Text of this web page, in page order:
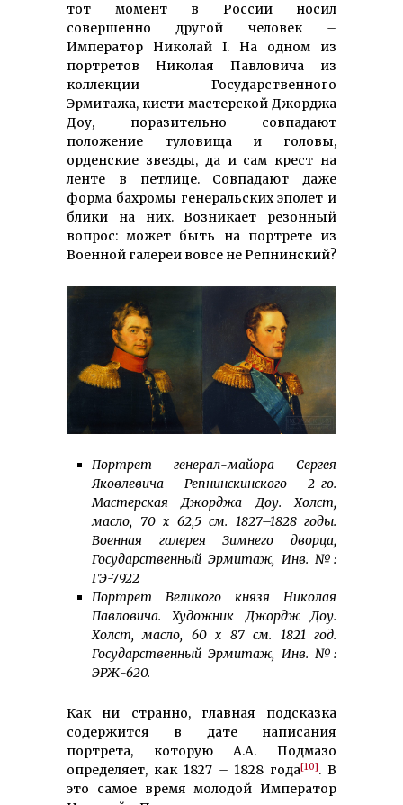
тот момент в России носил
совершенно другой человек –
Император Николай I. На одном из
портретов Николая Павловича из
коллекции Государственного
Эрмитажа, кисти мастерской Джорджа
Доу, поразительно совпадают
положение туловища и головы,
орденские звезды, да и сам крест на
ленте в петлице. Совпадают даже
форма бахромы генеральских эполет и
блики на них. Возникает резонный
вопрос: может быть на портрете из
Военной галереи вовсе не Репнинский?
Портрет генерал-майора Сергея
Яковлевича Репнинскинского 2-го.
Мастерская Джорджа Доу. Холст,
масло, 70 х 62,5 см. 1827–1828 годы.
Военная галерея Зимнего дворца,
Государственный Эрмитаж, Инв. №:
ГЭ-7922
Портрет Великого князя Николая
Павловича. Художник Джордж Доу.
Холст, масло, 60 х 87 см. 1821 год.
Государственный Эрмитаж, Инв. №:
ЭРЖ-620.
Как ни странно, главная подсказка
содержится в дате написания
портрета, которую А.А. Подмазо
определяет, как 1827 – 1828 года[10]. В
это самое время молодой Император